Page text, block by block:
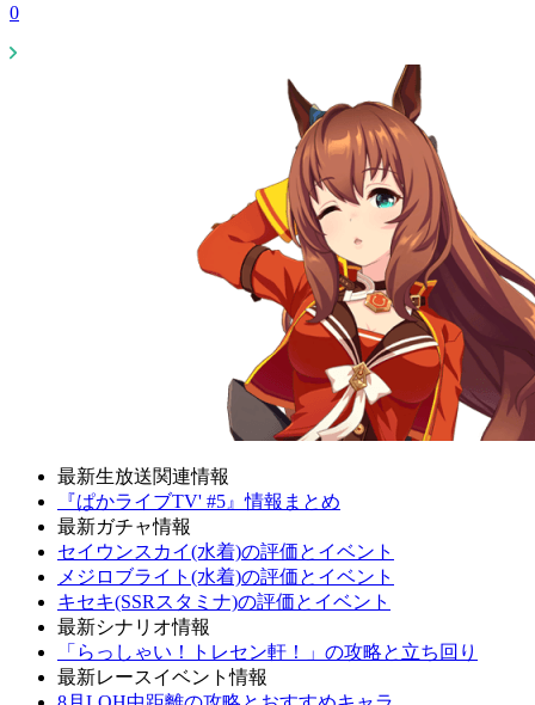
0
最新生放送関連情報
『ぱかライブTV' #5』情報まとめ
最新ガチャ情報
セイウンスカイ(水着)の評価とイベント
メジロブライト(水着)の評価とイベント
キセキ(SSRスタミナ)の評価とイベント
最新シナリオ情報
「らっしゃい！トレセン軒！」の攻略と立ち回り
最新レースイベント情報